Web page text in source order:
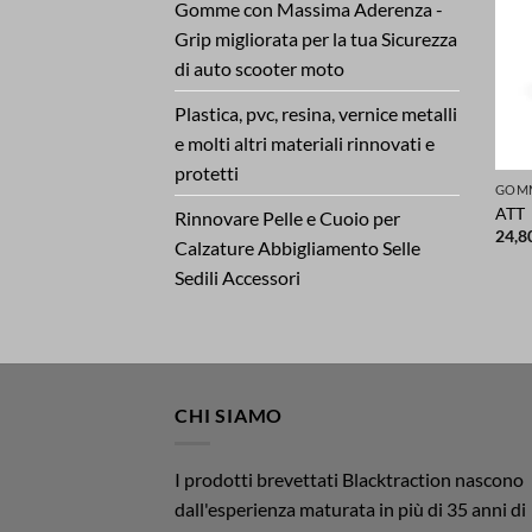
Gomme con Massima Aderenza -
Grip migliorata per la tua Sicurezza
di auto scooter moto
Plastica, pvc, resina, vernice metalli
e molti altri materiali rinnovati e
protetti
Rinnovare Pelle e Cuoio per
Calzature Abbigliamento Selle
Sedili Accessori
ATT
CHI SIAMO
I prodotti brevettati Blacktraction nascono
dall'esperienza maturata in più di 35 anni di